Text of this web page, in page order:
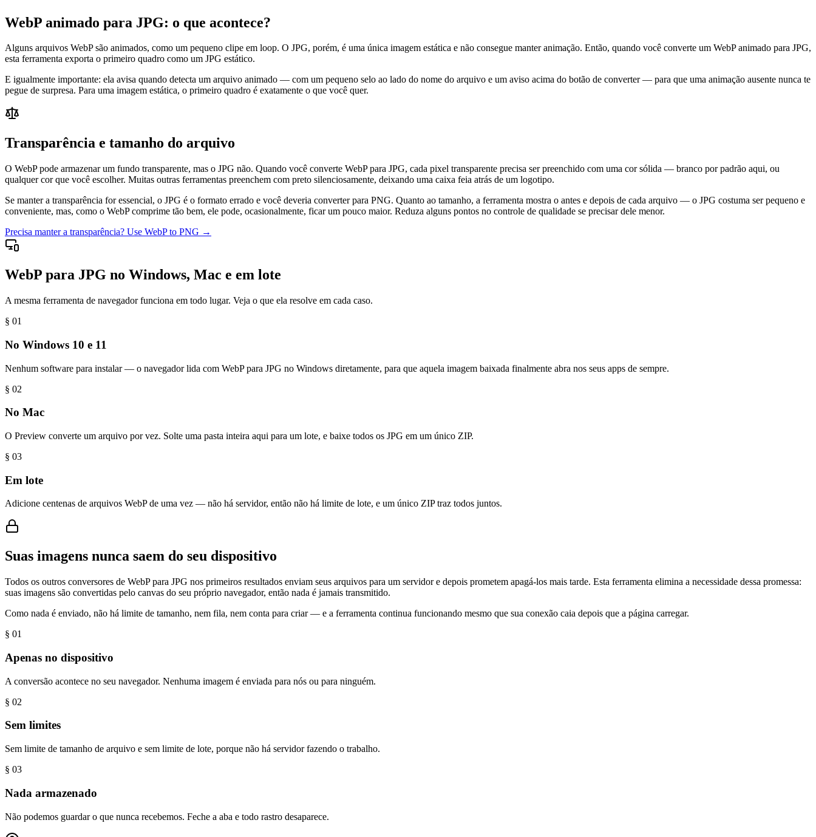
WebP animado para JPG: o que acontece?
Alguns arquivos WebP são animados, como um pequeno clipe em loop. O JPG, porém, é uma única imagem estática e não consegue manter animação. Então, quando você converte um WebP animado para JPG,
esta ferramenta exporta o primeiro quadro como um JPG estático.
E igualmente importante: ela avisa quando detecta um arquivo animado — com um pequeno selo ao lado do nome do arquivo e um aviso acima do botão de converter — para que uma animação ausente nunca te
pegue de surpresa. Para uma imagem estática, o primeiro quadro é exatamente o que você quer.
Transparência e tamanho do arquivo
O WebP pode armazenar um fundo transparente, mas o JPG não. Quando você converte WebP para JPG, cada pixel transparente precisa ser preenchido com uma cor sólida — branco por padrão aqui, ou
qualquer cor que você escolher. Muitas outras ferramentas preenchem com preto silenciosamente, deixando uma caixa feia atrás de um logotipo.
Se manter a transparência for essencial, o JPG é o formato errado e você deveria converter para PNG. Quanto ao tamanho, a ferramenta mostra o antes e depois de cada arquivo — o JPG costuma ser pequeno e
conveniente, mas, como o WebP comprime tão bem, ele pode, ocasionalmente, ficar um pouco maior. Reduza alguns pontos no controle de qualidade se precisar dele menor.
Precisa manter a transparência? Use WebP to PNG →
WebP para JPG no Windows, Mac e em lote
A mesma ferramenta de navegador funciona em todo lugar. Veja o que ela resolve em cada caso.
§ 01
No Windows 10 e 11
Nenhum software para instalar — o navegador lida com WebP para JPG no Windows diretamente, para que aquela imagem baixada finalmente abra nos seus apps de sempre.
§ 02
No Mac
O Preview converte um arquivo por vez. Solte uma pasta inteira aqui para um lote, e baixe todos os JPG em um único ZIP.
§ 03
Em lote
Adicione centenas de arquivos WebP de uma vez — não há servidor, então não há limite de lote, e um único ZIP traz todos juntos.
Suas imagens nunca saem do seu dispositivo
Todos os outros conversores de WebP para JPG nos primeiros resultados enviam seus arquivos para um servidor e depois prometem apagá-los mais tarde. Esta ferramenta elimina a necessidade dessa promessa:
suas imagens são convertidas pelo canvas do seu próprio navegador, então nada é jamais transmitido.
Como nada é enviado, não há limite de tamanho, nem fila, nem conta para criar — e a ferramenta continua funcionando mesmo que sua conexão caia depois que a página carregar.
§ 01
Apenas no dispositivo
A conversão acontece no seu navegador. Nenhuma imagem é enviada para nós ou para ninguém.
§ 02
Sem limites
Sem limite de tamanho de arquivo e sem limite de lote, porque não há servidor fazendo o trabalho.
§ 03
Nada armazenado
Não podemos guardar o que nunca recebemos. Feche a aba e todo rastro desaparece.